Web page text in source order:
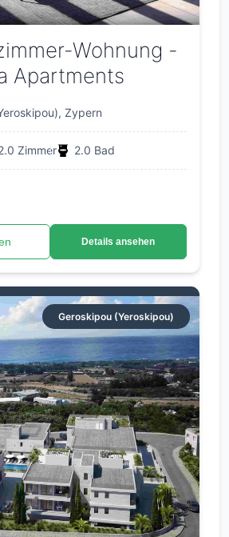
Wohnung -
Apartments
Zypern
Zimmer 2.0 Bad
Details ansehen
Geroskipou (Yeroskipou)